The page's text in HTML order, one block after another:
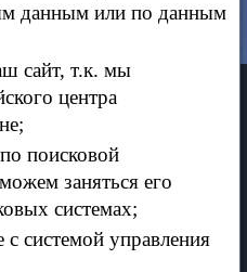
данным или по данным
сайт, т.к. мы
центра
поисковой
заняться его
системах;
системой управления